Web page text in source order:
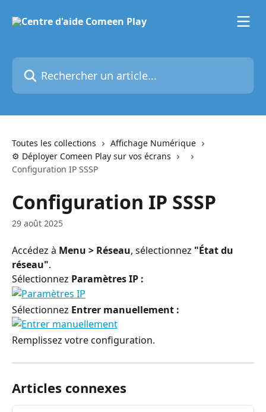
Rechercher un article...
Toutes les collections
Affichage Numérique
⚙️ Déployer Comeen Play sur vos écrans
Configuration IP SSSP
Configuration IP SSSP
29 août 2025
Accédez à Menu > Réseau, sélectionnez "État du
réseau".
Sélectionnez Paramètres IP :
Sélectionnez Entrer manuellement :
Remplissez votre configuration.
Articles connexes